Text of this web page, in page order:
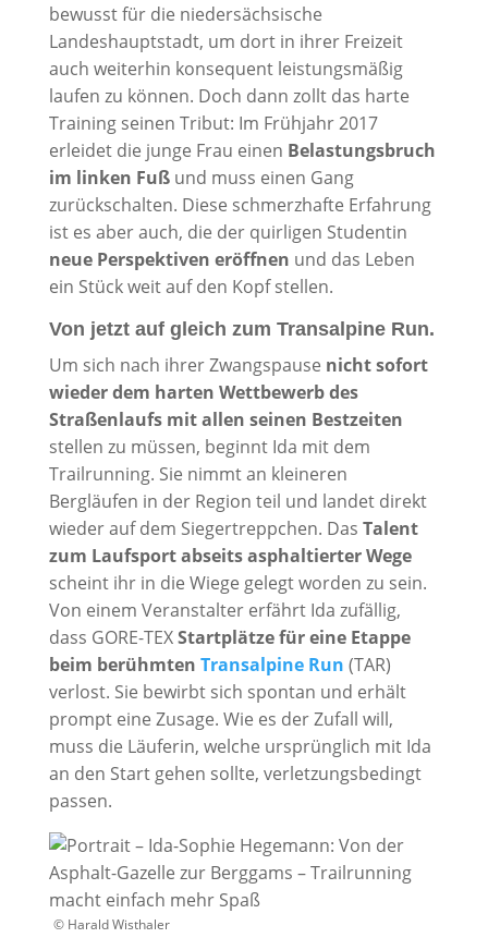
bewusst für die niedersächsische
Landeshauptstadt, um dort in ihrer Freizeit
auch weiterhin konsequent leistungsmäßig
laufen zu können. Doch dann zollt das harte
Training seinen Tribut: Im Frühjahr 2017
erleidet die junge Frau einen Belastungsbruch
im linken Fußund muss einen Gang
zurückschalten. Diese schmerzhafte Erfahrung
ist es aber auch, die der quirligen Studentin
neue Perspektiven eröffnen und das Leben
ein Stück weit auf den Kopf stellen.
Von jetzt auf gleich zum Transalpine Run.
Um sich nach ihrer Zwangspause nicht sofort
wieder dem harten Wettbewerb des
Straßenlaufs mit allen seinen Bestzeiten
stellen zu müssen, beginnt Ida mit dem
Trailrunning. Sie nimmt an kleineren
Bergläufen in der Region teil und landet direkt
wieder auf dem Siegertreppchen. Das Talent
zum Laufsport abseits asphaltierter Wege
scheint ihr in die Wiege gelegt worden zu sein.
Von einem Veranstalter erfährt Ida zufällig,
dass GORE-TEXStartplätze für eine Etappe
beim berühmten Transalpine Run (TAR)
verlost. Sie bewirbt sich spontan und erhält
prompt eine Zusage. Wie es der Zufall will,
muss die Läuferin, welche ursprünglich mit Ida
an den Start gehen sollte, verletzungsbedingt
passen.
© Harald Wisthaler